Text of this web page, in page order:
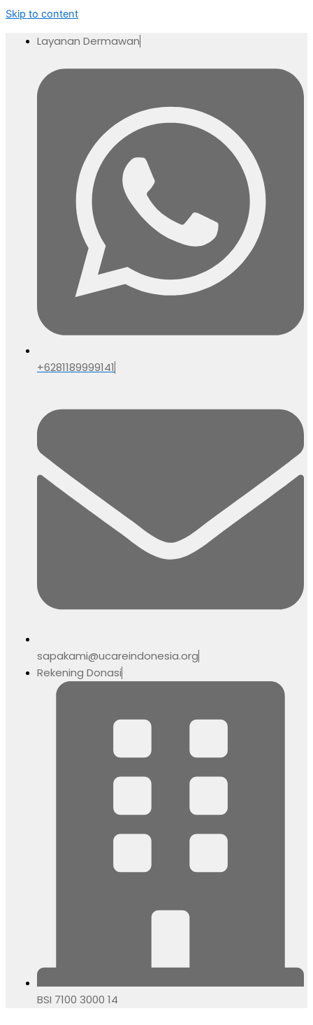
Skip to content
Layanan Dermawan
+6281189999141
sapakami@ucareindonesia.org
Rekening Donasi
BSI 7100 3000 14